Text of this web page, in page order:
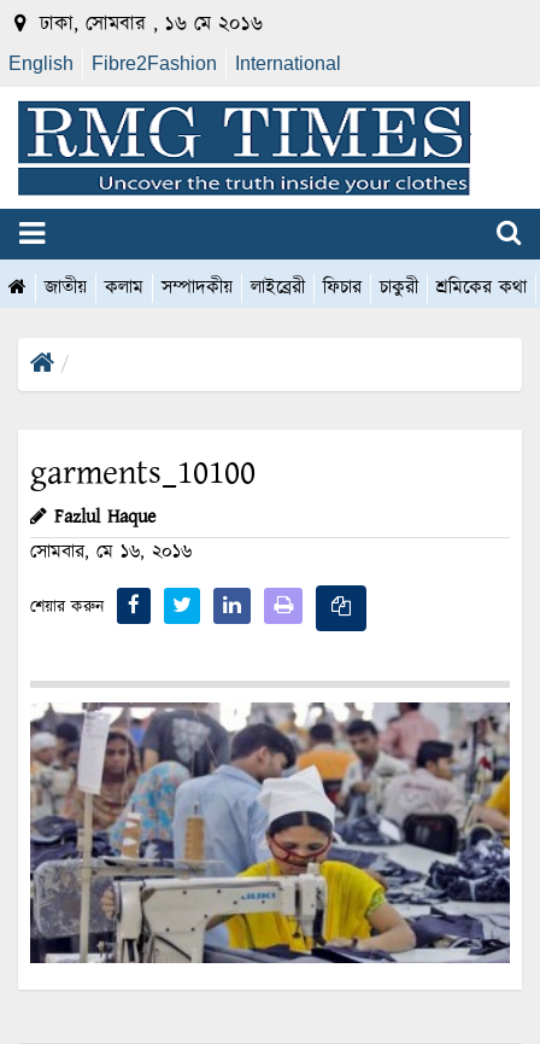
ঢাকা, সোমবার , ১৬ মে ২০১৬
English Fibre2Fashion International
জাতীয় কলাম সম্পাদকীয় লাইব্রেরী ফিচার চাকুরী শ্রমিকের কথা
garments_10100
Fazlul Haque
সোমবার, মে ১৬, ২০১৬
শেয়ার করুন